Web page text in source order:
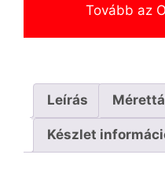
Tovább az
Leírás
Készlet